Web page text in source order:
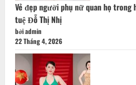
Vẻ đẹp người phụ nữ quan họ trong
tuệ Đỗ Thị Nhị
bởi admin
22 Tháng 4, 2026